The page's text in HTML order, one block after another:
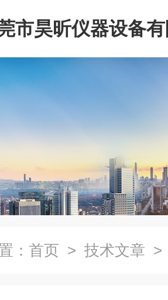
市昊昕仪器设备
： 首页 > 技术文章 >